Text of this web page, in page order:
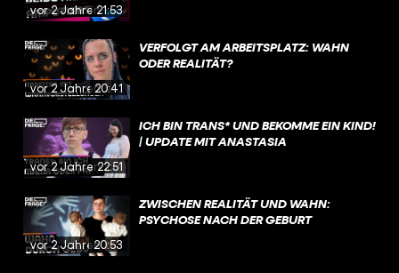
vor 2 Jahren21:53
vor 2 Jahren20:41
VERFOLGT AM ARBEITSPLATZ: WAHN
ODER REALITÄT?
vor 2 Jahren22:51
ICH BIN TRANS* UND BEKOMME EIN KIND!
| UPDATE MIT ANASTASIA
vor 2 Jahren20:53
ZWISCHEN REALITÄT UND WAHN:
PSYCHOSE NACH DER GEBURT